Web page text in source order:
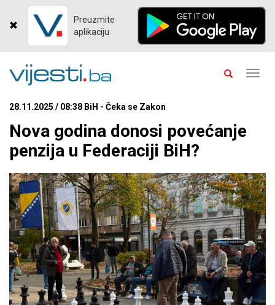
Preuzmite
aplikaciju
28.11.2025 / 08:38 BiH - Čeka se Zakon
Nova godina donosi povećanje
penzija u Federaciji BiH?